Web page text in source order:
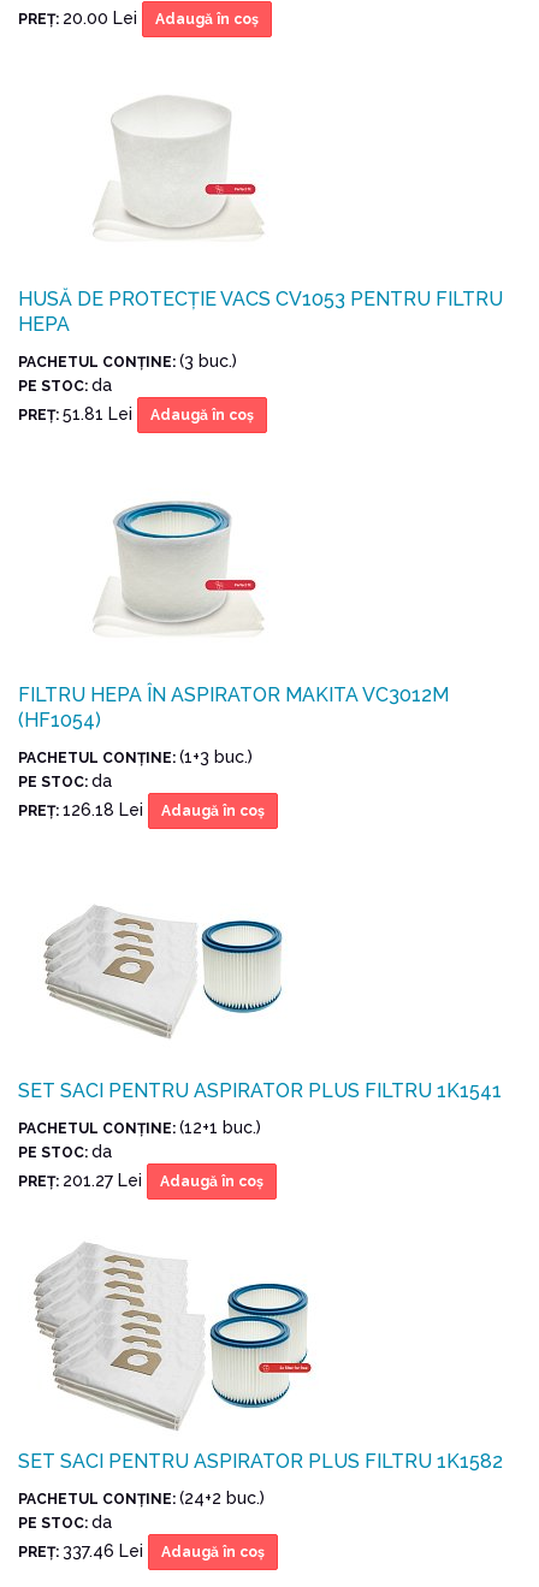
PREŢ: 20.00 Lei Adaugă în coş
HUSĂ DE PROTECȚIE VACS CV1053 PENTRU FILTRU
HEPA
PACHETUL CONŢINE: (3 buc.)
PE STOC: da
PREŢ: 51.81 Lei Adaugă în coş
FILTRU HEPA ÎN ASPIRATOR MAKITA VC3012M
(HF1054)
PACHETUL CONŢINE: (1+3 buc.)
PE STOC: da
PREŢ: 126.18 Lei Adaugă în coş
SET SACI PENTRU ASPIRATOR PLUS FILTRU 1K1541
PACHETUL CONŢINE: (12+1 buc.)
PE STOC: da
PREŢ: 201.27 Lei Adaugă în coş
SET SACI PENTRU ASPIRATOR PLUS FILTRU 1K1582
PACHETUL CONŢINE: (24+2 buc.)
PE STOC: da
PREŢ: 337.46 Lei Adaugă în coş